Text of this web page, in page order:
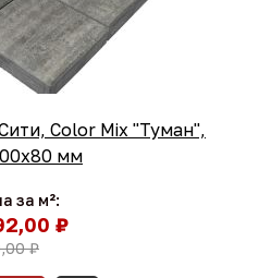
Color Mix "Туман",
мм
за м²:
₽
₽